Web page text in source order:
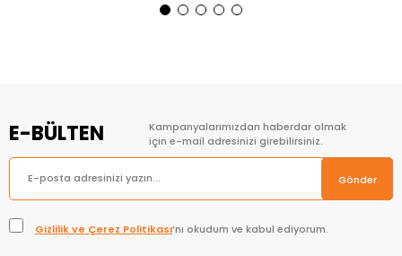
E-BÜLTEN
Kampanyalarımızdan haberdar olmak
için e-mail adresinizi girebilirsiniz.
Gönder
Gizlilik ve Çerez Politikası’nı okudum ve kabul ediyorum.